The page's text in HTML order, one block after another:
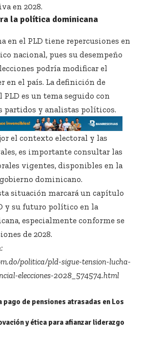
en 2028.
la política dominicana
en el PLD tiene repercusiones en
nacional, pues su desempeño
podría modificar el
en el país. La definición de
es un tema seguido con
partidos y analistas políticos.
el contexto electoral y las
es importante consultar las
vigentes, disponibles en la
dominicano.
situación marcará un capítulo
y su futuro político en la
especialmente conforme se
de 2028.
politica/pld-sigue-tension-lucha-
elecciones-2028_574574.html
pago de pensiones atrasadas en Los
y ética para afianzar liderazgo